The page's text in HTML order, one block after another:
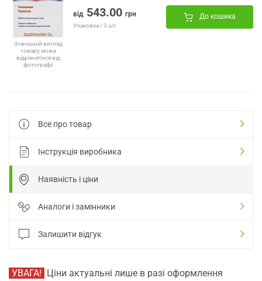
Зовнішній вигляд
товару може
відрізнятися від
фотографії
від 543.00 грн
Упаковка / 3 шт.
До кошика
Все про товар
Інструкція виробника
Наявність і ціни
Аналоги і замінники
Залишити відгук
УВАГА! Ціни актуальні лише в разі оформлення